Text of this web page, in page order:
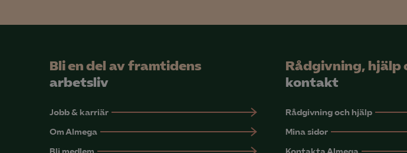
Bli en del av framtidens
arbetsliv
Jobb & karriär
Om Almega
Rådgivning, hjälp
kontakt
Rådgivning och hjälp
Mina sidor